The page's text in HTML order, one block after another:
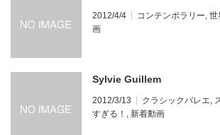
2012/4/4 コンテンポラリー 世
画
Sylvie Guillem
2012/3/13 クラシックバレエ
すぎる！
新着動画